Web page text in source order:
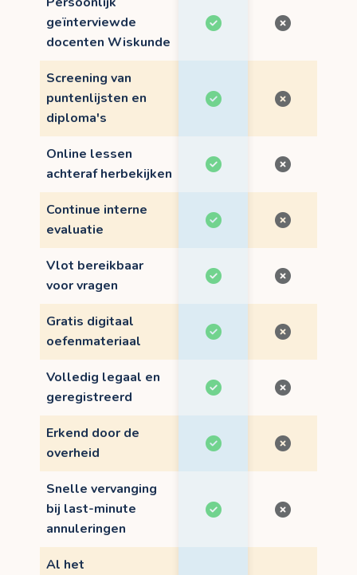
geïnterviewde
docenten Wiskunde
Screening van
puntenlijsten en
diploma's
Online lessen
achteraf herbekijken
Continue interne
evaluatie
Vlot bereikbaar
voor vragen
Gratis digitaal
oefenmateriaal
Volledig legaal en
geregistreerd
Erkend door de
overheid
Snelle vervanging
bij last-minute
annuleringen
Al het